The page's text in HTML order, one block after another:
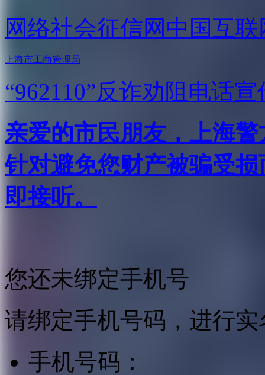
网络社会征信网 中国互
上海市工商管理局
“962110”反诈劝阻电话宣
亲爱的市民朋友，上海
针对避免您财产被骗受
即接听。
您还未绑定手机号
请绑定手机号码，进行
手机号码：